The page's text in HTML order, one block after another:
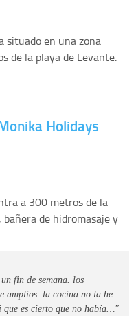
situado en una zona
de la playa de Levante.
Holidays
a 300 metros de la
de hidromasaje y
fin de semana. los
amplios. la cocina no la he
que es cierto que no había…"